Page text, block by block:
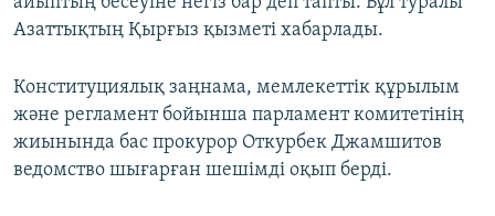
Азаттықтың Қырғыз қызметі хабарлады.
Конституциялық заңнама, мемлекеттік құрылым
және регламент бойынша парламент комитетінің
жиынында бас прокурор Откурбек Джамшитов
ведомство шығарған шешімді оқып берді.